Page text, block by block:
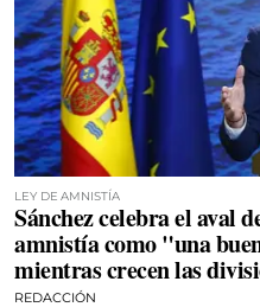
LEY DE AMNISTÍA
Sánchez celebra el aval
amnistía como "una
mientras crecen las
REDACCIÓN